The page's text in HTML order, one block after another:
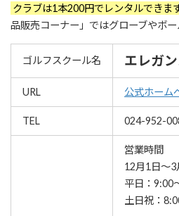
クラブは1本200円でレンタルできま
品販売コーナー」ではグローブやボー
ゴルフスクール名 エレガ
URL 公式ホーム
TEL 024-952-
営業時間
12月1日～3
平日：9:00
土日祝：